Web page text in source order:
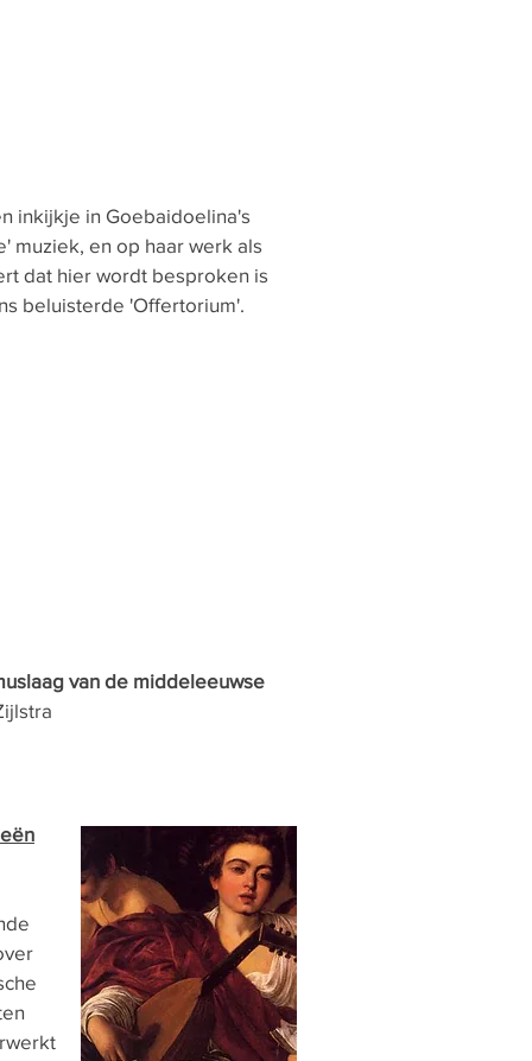
inkijkje in Goebaidoelina's
muziek, en op haar werk als
dat hier wordt besproken is
beluisterde 'Offertorium'.
van de middeleeuwse